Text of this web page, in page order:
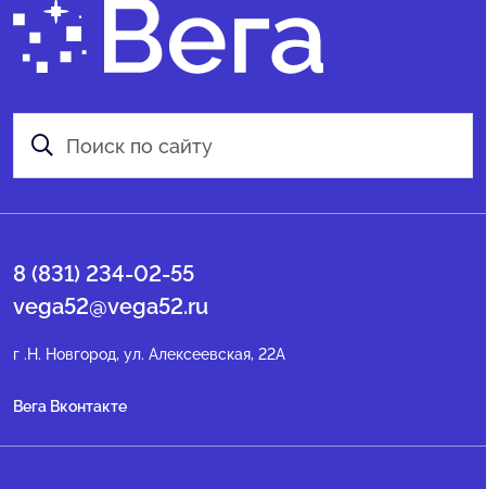
8 (831) 234-02-55
vega52@vega52.ru
г .Н. Новгород, ул. Алексеевская, 22А
Вега Вконтакте